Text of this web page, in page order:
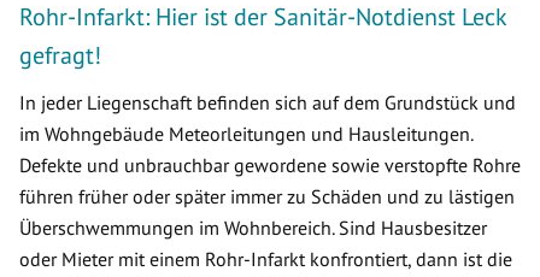
Rohr-Infarkt: Hier ist der Sanitär-Notdienst Leck
gefragt!
In jeder Liegenschaft befinden sich auf dem Grundstück und
im Wohngebäude Meteorleitungen und Hausleitungen.
Defekte und unbrauchbar gewordene sowie verstopfte Rohre
führen früher oder später immer zu Schäden und zu lästigen
Überschwemmungen im Wohnbereich. Sind Hausbesitzer
oder Mieter mit einem Rohr-Infarkt konfrontiert, dann ist die